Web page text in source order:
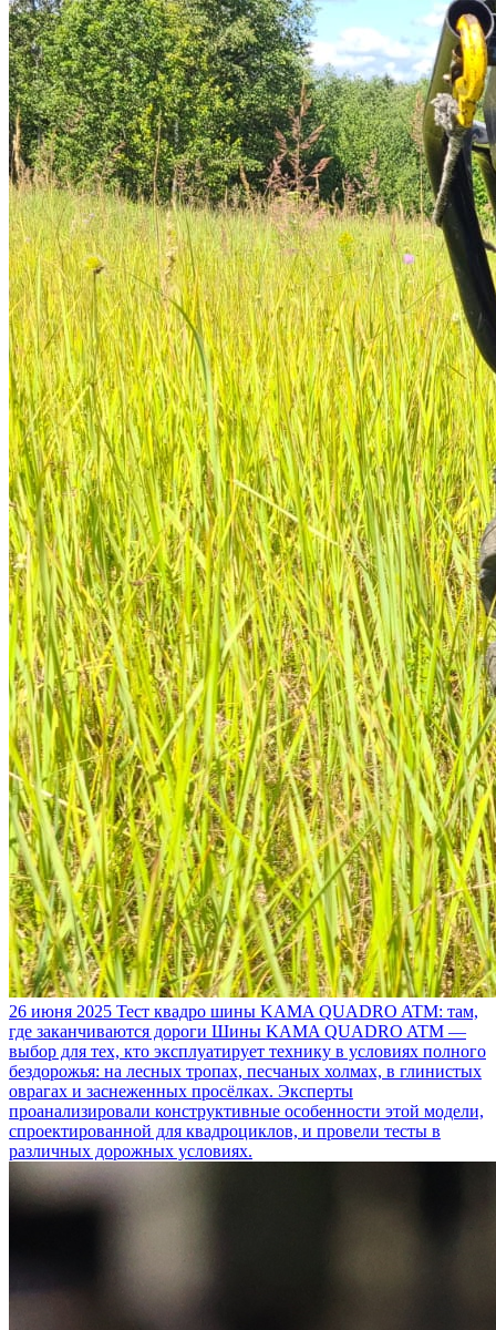
26 июня 2025 Тест квадро шины KAMA QUADRO ATM: там,
где заканчиваются дороги Шины KAMA QUADRO ATM —
выбор для тех, кто эксплуатирует технику в условиях полного
бездорожья: на лесных тропах, песчаных холмах, в глинистых
оврагах и заснеженных просёлках. Эксперты
проанализировали конструктивные особенности этой модели,
спроектированной для квадроциклов, и провели тесты в
различных дорожных условиях.